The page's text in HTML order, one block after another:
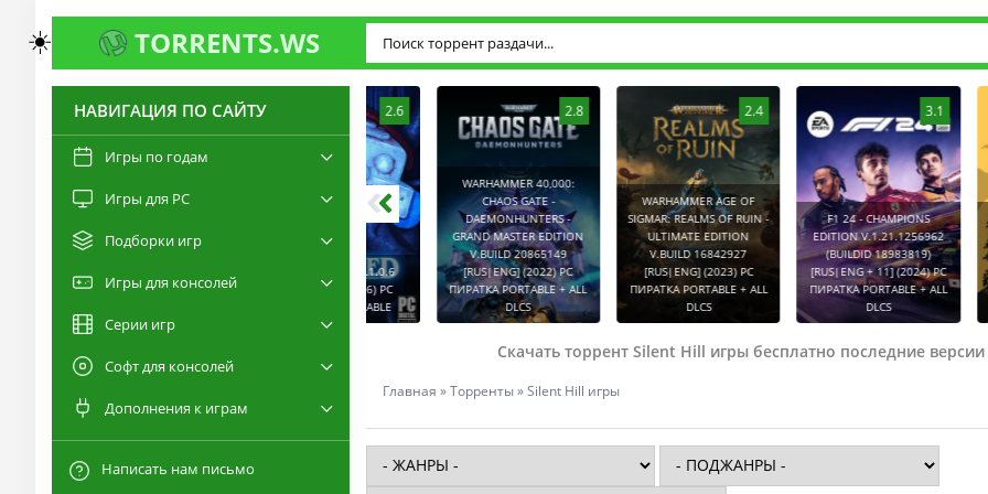
TORRENTS.WS
НАВИГАЦИЯ ПО САЙТУ
Игры по годам
Игры для PC
Подборки игр
Игры для консолей
Серии игр
Софт для консолей
Дополнения к играм
Написать нам письмо
3.0
RESIDENT EVIL 9:
REQUIEM - DELUXE
EDITION V.BUILD
(2026) PC ПИРАТКА
[RUS|ENG] (2026) PC
2.8
WARHAMMER 40,000:
CHAOS GATE -
DAEMONHUNTERS -
GRAND MASTER EDITION
V.BUILD 20865149
[RUS|ENG] (2022) PC
ПИРАТКА PORTABLE + ALL
DLCS
2.4
WARHAMMER AGE OF
SIGMAR: REALMS OF RUIN -
ULTIMATE EDITION
V.BUILD 16842927
[RUS|ENG] (2023) PC
ПИРАТКА PORTABLE + ALL
DLCS
F1 24 - CHAMPIONS
EDITION V.1.21.1256962
(BUILDID 18983819)
[RUS|ENG + 11] (2024) PC
ПИРАТКА PORTABLE + ALL
DLCS
BYLINA
(2026)
Скачать торрент Silent Hill игры бесплатно последние версии
Главная »Торренты» Silent Hill игры
☀️